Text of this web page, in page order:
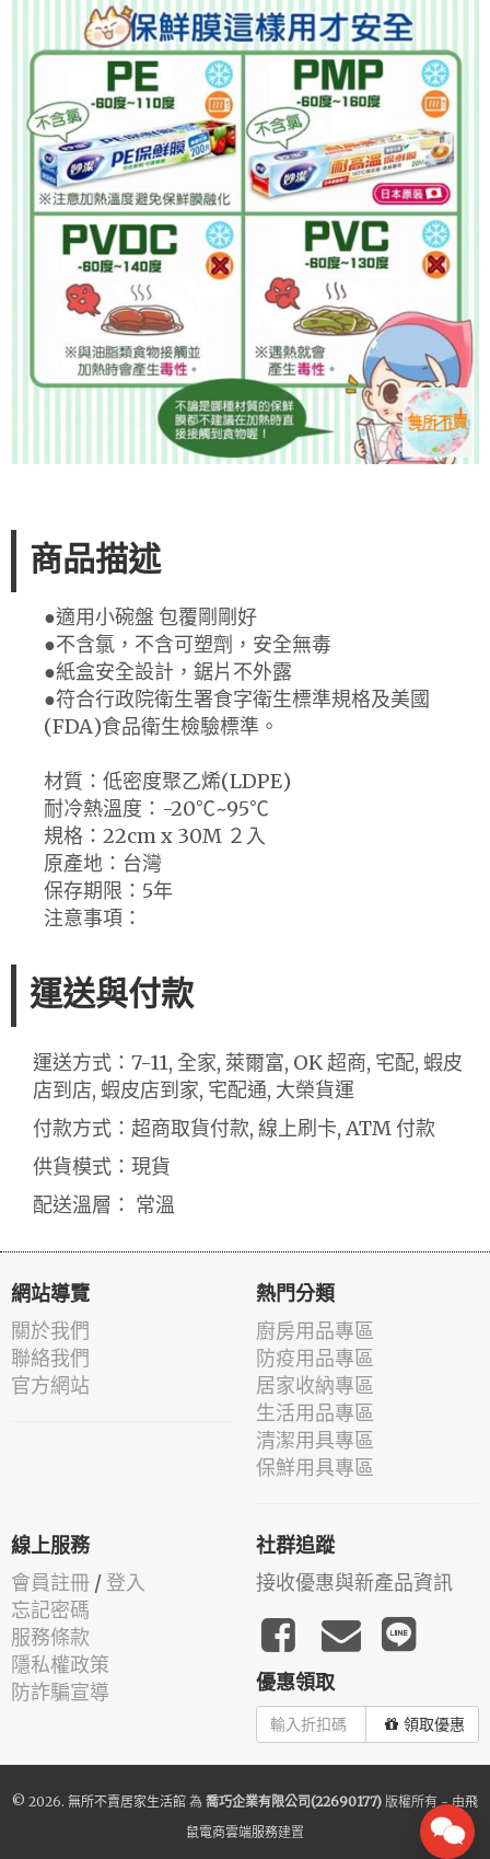
商品描述
●適用小碗盤 包覆剛剛好
●不含氯，不含可塑劑，安全無毒
●紙盒安全設計，鋸片不外露
●符合行政院衛生署食字衛生標準規格及美國
(FDA)食品衛生檢驗標準。
材質：低密度聚乙烯(LDPE)
耐冷熱溫度：-20℃~95℃
規格：22cm x 30M ２入
原產地：台灣
保存期限：5年
注意事項：
運送與付款
運送方式：7-11, 全家, 萊爾富, OK 超商, 宅配, 蝦皮
店到店, 蝦皮店到家, 宅配通, 大榮貨運
付款方式：超商取貨付款, 線上刷卡, ATM 付款
供貨模式：現貨
配送溫層： 常溫
網站導覽
關於我們
聯絡我們
官方網站
熱門分類
廚房用品專區
防疫用品專區
居家收納專區
生活用品專區
清潔用具專區
保鮮用具專區
線上服務
會員註冊 / 登入
忘記密碼
服務條款
隱私權政策
防詐騙宣導
社群追蹤
接收優惠與新產品資訊
優惠領取
領取優惠
© 2026. 無所不賣居家生活館 為 喬巧企業有限公司(22690177) 版權所有 - 由飛
鼠電商雲端服務建置